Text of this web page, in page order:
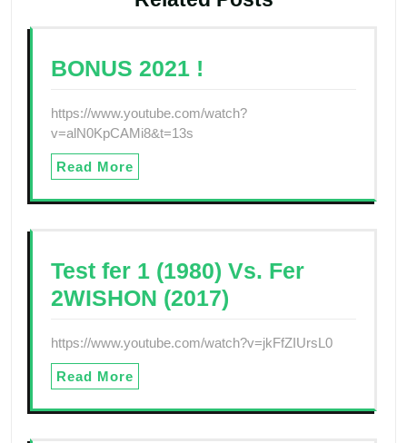
BONUS 2021 !
https://www.youtube.com/watch?
v=alN0KpCAMi8&t=13s
Read More
Test fer 1 (1980) Vs. Fer
2WISHON (2017)
https://www.youtube.com/watch?v=jkFfZIUrsL0
Read More